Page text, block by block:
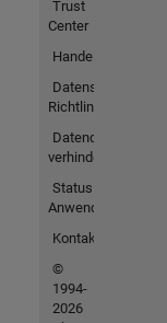
Trust
Center
Handelsmarken
Datenschutz-
Richtlinien
Datendiebstahl
verhindern
Status von
Anwendungen
Kontakt
©
1994-
2026